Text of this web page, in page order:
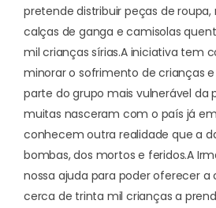
pretendedistribuir peças de
calças de ganga e camisolas
mil crianças sírias.A iniciativa tem
minorar o sofrimento de crianças
parte do grupo mais vulnerável da
muitas nasceram com o país já
conhecem outra realidade que a
bombas, dos mortos e feridos.A
nossa ajuda para poder oferecer a
cerca de trinta mil crianças a